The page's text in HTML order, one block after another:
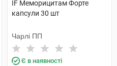
IF Меморицитам Форте
капсули 30 шт
Чарлі ПП
Є в наявності